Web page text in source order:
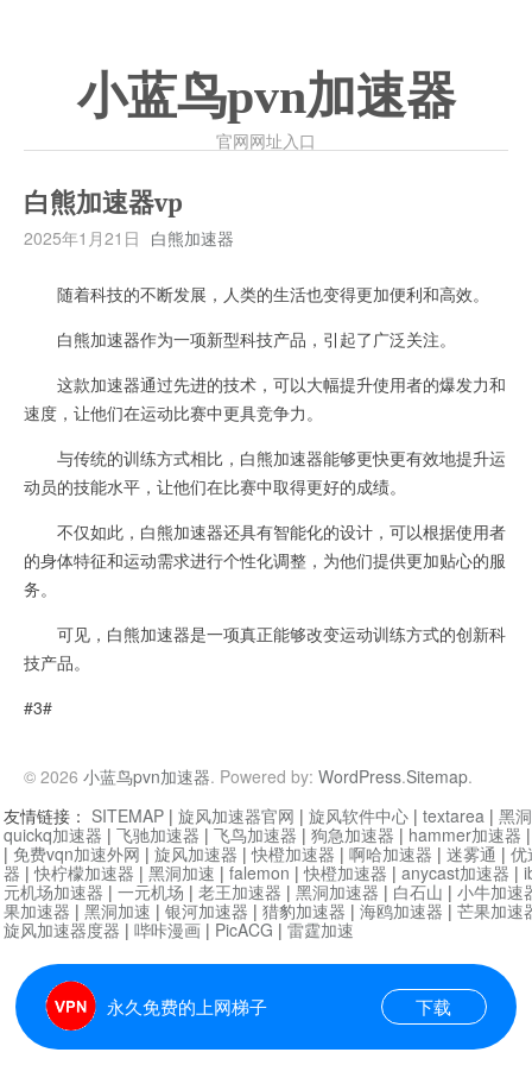
小蓝鸟pvn加速器
官网网址入口
白熊加速器vp
2025年1月21日 白熊加速器
随着科技的不断发展，人类的生活也变得更加便利和高效。
白熊加速器作为一项新型科技产品，引起了广泛关注。
这款加速器通过先进的技术，可以大幅提升使用者的爆发力和
速度，让他们在运动比赛中更具竞争力。
与传统的训练方式相比，白熊加速器能够更快更有效地提升运
动员的技能水平，让他们在比赛中取得更好的成绩。
不仅如此，白熊加速器还具有智能化的设计，可以根据使用者
的身体特征和运动需求进行个性化调整，为他们提供更加贴心的服
务。
可见，白熊加速器是一项真正能够改变运动训练方式的创新科
技产品。
#3#
© 2026 小蓝鸟pvn加速器. Powered by: WordPress.Sitemap.
永久免费的上网梯子 下载
友情链接： SITEMAP | 旋风加速器官网 | 旋风软件中心 | textarea | 黑
quickq加速器 | 飞驰加速器 | 飞鸟加速器 | 狗急加速器 | hammer加速器
| 免费vqn加速外网 | 旋风加速器 |快橙加速器 | 啊哈加速器 | 迷雾通 | 优
器 |快柠檬加速器 | 黑洞加速 | falemon |快橙加速器 | anycast加速器 |
元机场加速器 | 一元机场 | 老王加速器 | 黑洞加速器 | 白石山 | 小牛加速
果加速器 | 黑洞加速 | 银河加速器 | 猎豹加速器 | 海鸥加速器 | 芒果加速
旋风加速器度器 | 哔咔漫画 | PicACG | 雷霆加速